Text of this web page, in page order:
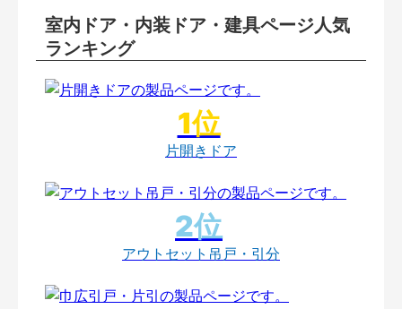
室内ドア・内装ドア・建具ページ人気
ランキング
片開きドア
アウトセット吊戸・引分